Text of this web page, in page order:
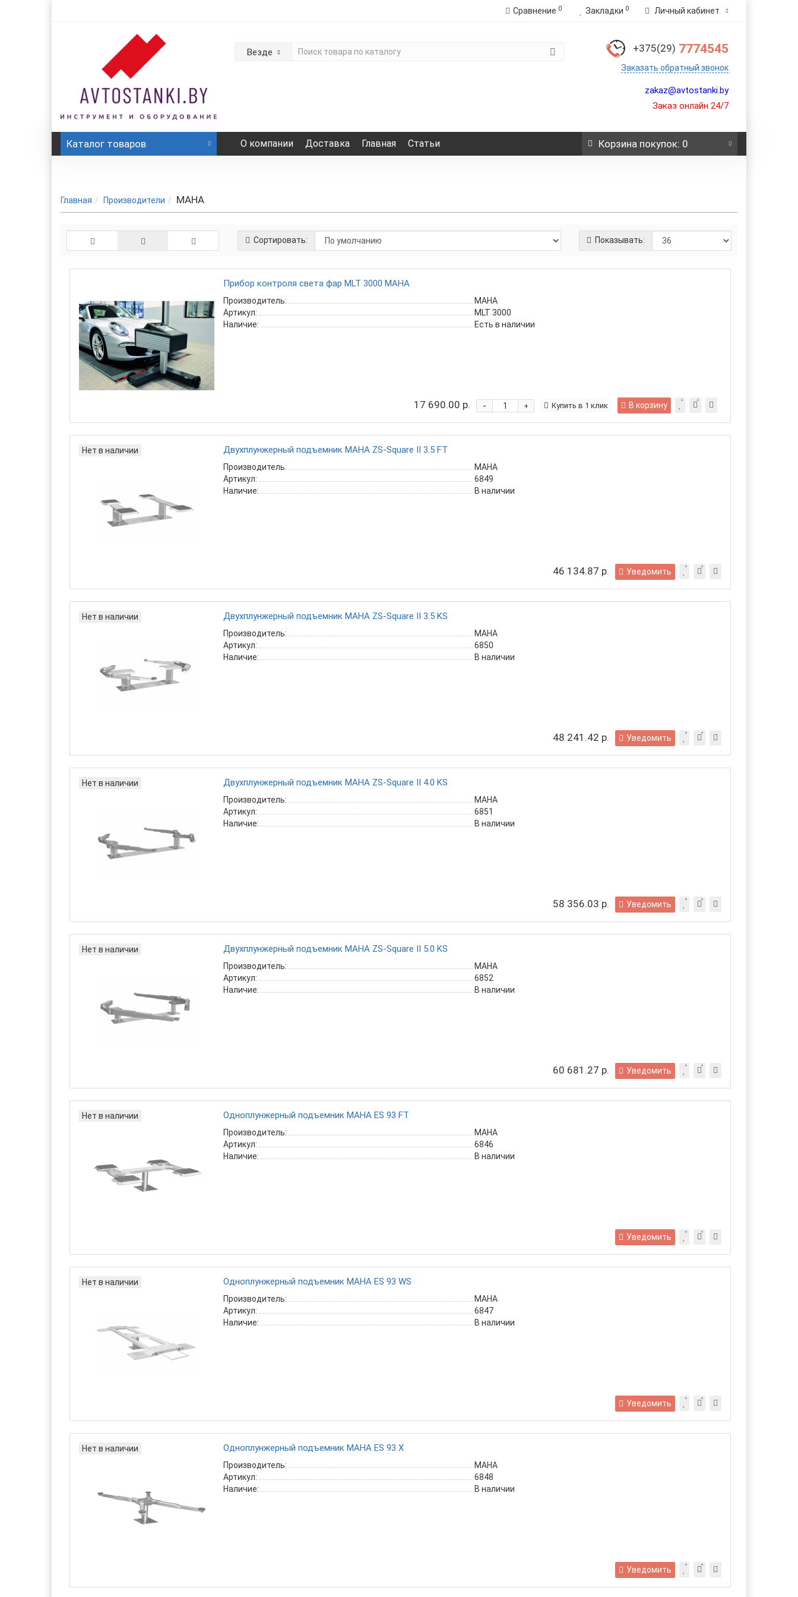
Сравнение 0 Закладки 0 Личный кабинет
Везде +375(29) 7774545
Заказать обратный звонок
zakaz@avtostanki.by
Заказ онлайн 24/7
Каталог товаров О компании Доставка Главная Статьи Корзинапокупок: 0
Главная Производители MAHA
Сортировать: Показывать:
Прибор контроля света фар MLT 3000 MAHA
Производитель:
MAHA
Артикул:
MLT 3000
Наличие:
Есть в наличии
17 690.00 р. +
- В корзину
Купить в 1 клик
Нет в наличии Двухплунжерный подъемник MAHA ZS-Square II 3.5 FT
Производитель:
MAHA
Артикул:
6849
Наличие:
В наличии
46 134.87 р. Уведомить
Нет в наличии Двухплунжерный подъемник MAHA ZS-Square II 3.5 KS
Производитель:
MAHA
Артикул:
6850
Наличие:
В наличии
48 241.42 р. Уведомить
Нет в наличии Двухплунжерный подъемник MAHA ZS-Square II 4.0 KS
Производитель:
MAHA
Артикул:
6851
Наличие:
В наличии
58 356.03 р. Уведомить
Нет в наличии Двухплунжерный подъемник MAHA ZS-Square II 5.0 KS
Производитель:
MAHA
Артикул:
6852
Наличие:
В наличии
60 681.27 р. Уведомить
Нет в наличии Одноплунжерный подъемник MAHA ES 93 FT
Производитель:
MAHA
Артикул:
6846
Наличие:
В наличии
Уведомить
Нет в наличии Одноплунжерный подъемник MAHA ES 93 WS
Производитель:
MAHA
Артикул:
6847
Наличие:
В наличии
Уведомить
Нет в наличии Одноплунжерный подъемник MAHA ES 93 X
Производитель:
MAHA
Артикул:
6848
Наличие:
В наличии
Уведомить